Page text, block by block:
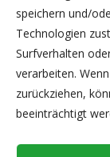
speichern und/
Technologien
Surfverhalten
verarbeiten.
zurückziehen,
beeinträchtigt
Wir wünschen
Weihnachtstage
Ihr
Bild: Alexander